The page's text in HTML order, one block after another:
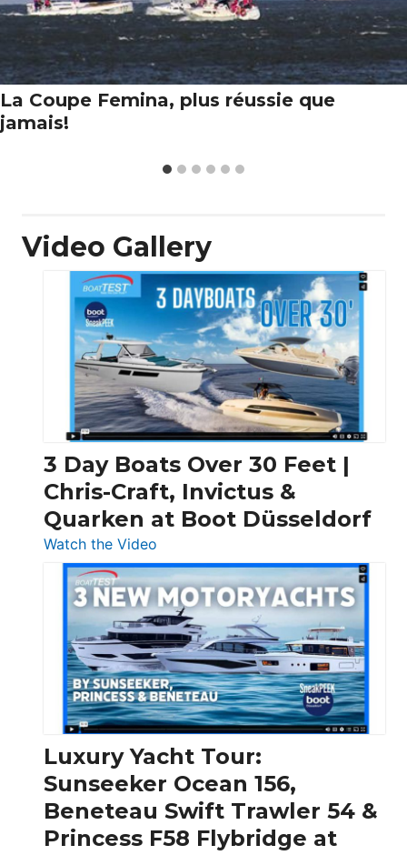
La Coupe Femina, plus réussie que
jamais!
Video Gallery
3 Day Boats Over 30 Feet |
Chris-Craft, Invictus &
Quarken at Boot Düsseldorf
Watch the Video
3
Day
Boats
Over
30
Feet
|
Chris-
Craft,
Invictus
&
Quarken
at
Luxury Yacht Tour:
Sunseeker Ocean 156,
Beneteau Swift Trawler 54 &
Princess F58 Flybridge at